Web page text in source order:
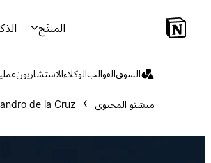
المنتَج
السوقالقوالبالوكلاءالاستشاريون
منشئو المحتوى de la Cruz